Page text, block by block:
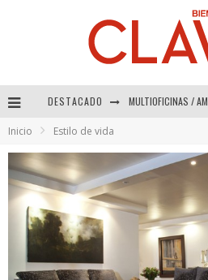
DESTACADO
Inicio Estilo de vida